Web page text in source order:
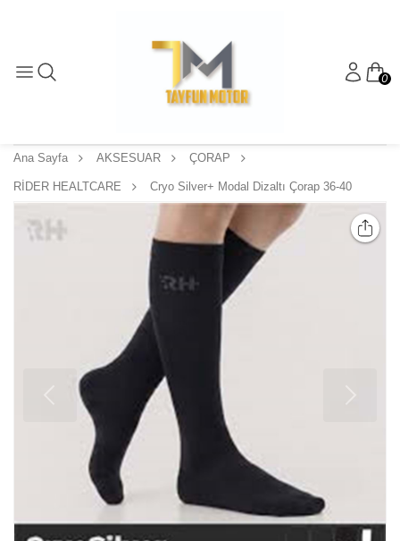
0
Ana Sayfa AKSESUAR ÇORAP
RİDER HEALTCARE Cryo Silver+ Modal Dizaltı Çorap 36-40